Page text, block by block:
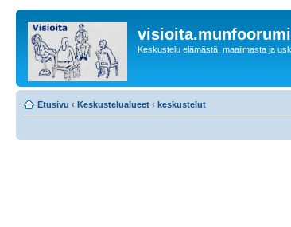
Keskustelu elämästä, maailmasta ja
Etusivu ‹ Keskustelualueet ‹ keskustelut